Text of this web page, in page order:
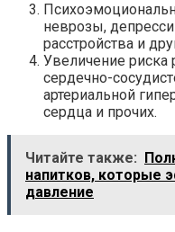
неврозы,
расстройства и
Увеличение риска
сердечно-
артериальной
сердца и прочих.
Читайте также:
напитков, которые
давление